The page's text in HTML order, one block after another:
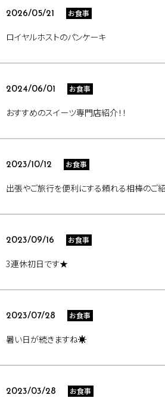
2026/05/21 お食事
ロイヤルホストのパンケーキ
2024/06/01 お食事
おすすめのスイーツ専門店紹介！！
2023/10/12 お食事
出張やご旅行を便利にする頼れる相棒のご
2023/09/16 お食事
3連休初日です★
2023/07/28 お食事
暑い日が続きますね☀
2023/03/28 お食事